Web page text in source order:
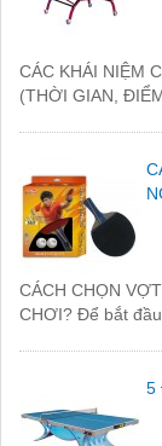
CÁC KHÁI NIỆM
(THỜI GIAN,
CÁCH CHỌN
CHƠI? Để bắt
5